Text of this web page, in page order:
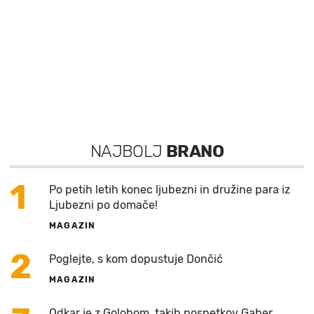
NAJBOLJ BRANO
1
Po petih letih konec ljubezni in družine para iz
Ljubezni po domače!
MAGAZIN
2 Poglejte, s kom dopustuje Dončić
MAGAZIN